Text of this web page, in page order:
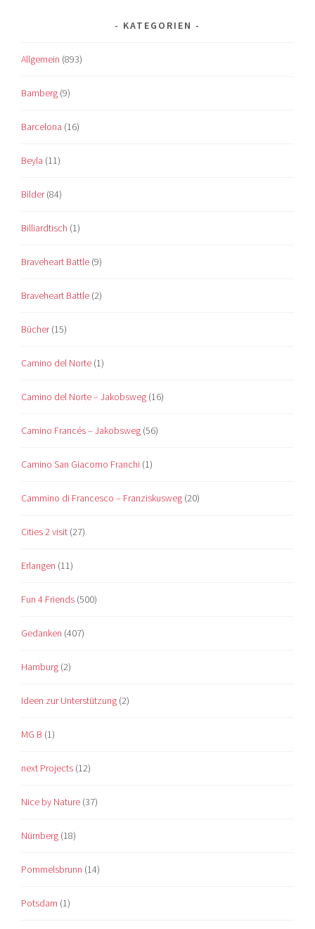
KATEGORIEN
Allgemein (893)
Bamberg (9)
Barcelona (16)
Beyla (11)
Bilder(84)
Billiardtisch (1)
Braveheart Battle (9)
Braveheart Battle (2)
Bücher(15)
Camino del Norte (1)
Camino del Norte – Jakobsweg (16)
Camino Francés – Jakobsweg (56)
Camino San Giacomo Franchi (1)
Cammino di Francesco – Franziskusweg (20)
Cities 2 visit (27)
Erlangen (11)
Fun 4 Friends (500)
Gedanken (407)
Hamburg (2)
Ideen zur Unterstützung (2)
MG B (1)
next Projects (12)
Nice by Nature (37)
Nürnberg (18)
Pommelsbrunn (14)
Potsdam (1)